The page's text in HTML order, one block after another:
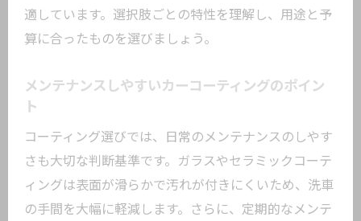
適しています。選択肢ごとの特性を理解し、用途と予
算に合ったものを選びましょう。
メンテナンスしやすいカーコーティングのポイン
ト
コーティング選びでは、日常のメンテナンスのしやす
さも大切な判断基準です。ガラスやセラミックコーテ
ィングは表面が滑らかで汚れが付きにくいため、洗車
の手間を大幅に軽減します。さらに、定期的なメンテ